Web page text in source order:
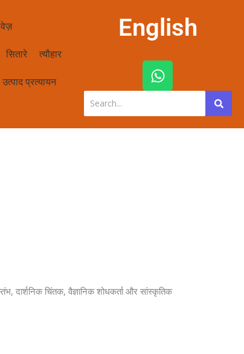
सितारे त्यौहार
प्रत्यायन
English
W
h
a
t
s
दार्शनिक चिंतक, वैज्ञानिक शोधकर्ता और सांस्कृतिक